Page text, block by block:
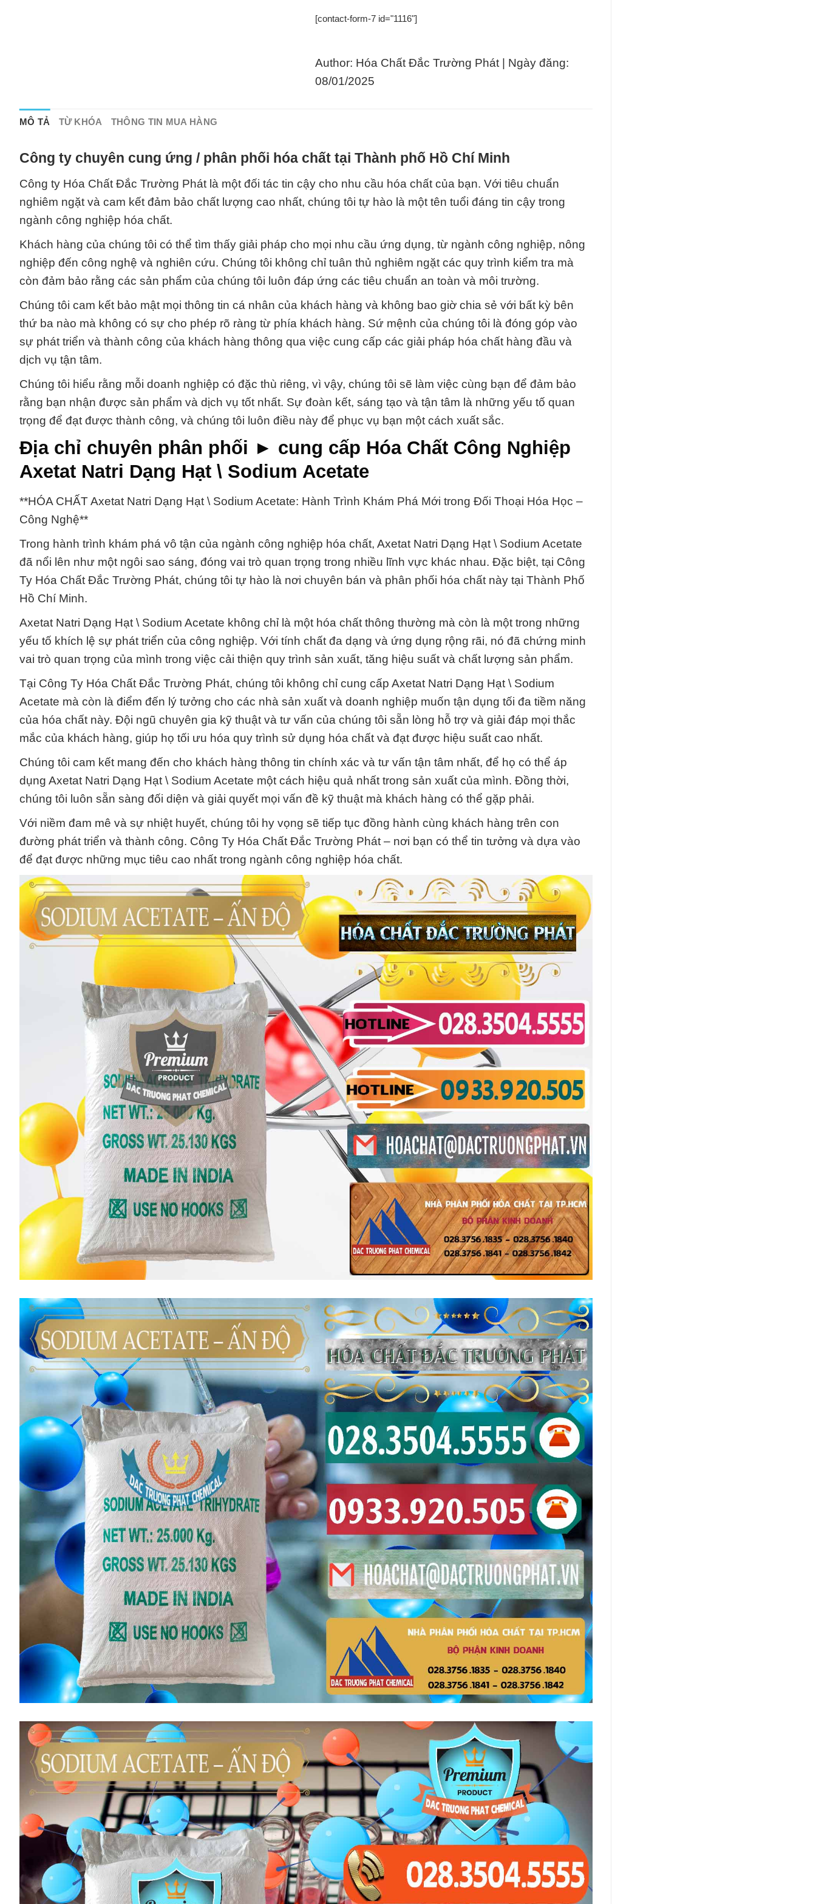
[contact-form-7 id="1116"]
Author: Hóa Chất Đắc Trường Phát | Ngày đăng:
08/01/2025
MÔ TẢ TỪ KHÓA THÔNG TIN MUA HÀNG
Công ty chuyên cung ứng / phân phối hóa chất tại Thành phố Hồ Chí Minh
Công ty Hóa Chất Đắc Trường Phát là một đối tác tin cậy cho nhu cầu hóa chất của bạn. Với tiêu chuẩn
nghiêm ngặt và cam kết đảm bảo chất lượng cao nhất, chúng tôi tự hào là một tên tuổi đáng tin cậy trong
ngành công nghiệp hóa chất.
Khách hàng của chúng tôi có thể tìm thấy giải pháp cho mọi nhu cầu ứng dụng, từ ngành công nghiệp, nông
nghiệp đến công nghệ và nghiên cứu. Chúng tôi không chỉ tuân thủ nghiêm ngặt các quy trình kiểm tra mà
còn đảm bảo rằng các sản phẩm của chúng tôi luôn đáp ứng các tiêu chuẩn an toàn và môi trường.
Chúng tôi cam kết bảo mật mọi thông tin cá nhân của khách hàng và không bao giờ chia sẻ với bất kỳ bên
thứ ba nào mà không có sự cho phép rõ ràng từ phía khách hàng. Sứ mệnh của chúng tôi là đóng góp vào
sự phát triển và thành công của khách hàng thông qua việc cung cấp các giải pháp hóa chất hàng đầu và
dịch vụ tận tâm.
Chúng tôi hiểu rằng mỗi doanh nghiệp có đặc thù riêng, vì vậy, chúng tôi sẽ làm việc cùng bạn để đảm bảo
rằng bạn nhận được sản phẩm và dịch vụ tốt nhất. Sự đoàn kết, sáng tạo và tận tâm là những yếu tố quan
trọng để đạt được thành công, và chúng tôi luôn điều này để phục vụ bạn một cách xuất sắc.
Địa chỉ chuyên phân phối ► cung cấp Hóa Chất Công Nghiệp
Axetat Natri Dạng Hạt \ Sodium Acetate
**HÓA CHẤT Axetat Natri Dạng Hạt \ Sodium Acetate: Hành Trình Khám Phá Mới trong Đối Thoại Hóa Học –
Công Nghệ**
Trong hành trình khám phá vô tận của ngành công nghiệp hóa chất, Axetat Natri Dạng Hạt \ Sodium Acetate
đã nổi lên như một ngôi sao sáng, đóng vai trò quan trọng trong nhiều lĩnh vực khác nhau. Đặc biệt, tại Công
Ty Hóa Chất Đắc Trường Phát, chúng tôi tự hào là nơi chuyên bán và phân phối hóa chất này tại Thành Phố
Hồ Chí Minh.
Axetat Natri Dạng Hạt \ Sodium Acetate không chỉ là một hóa chất thông thường mà còn là một trong những
yếu tố khích lệ sự phát triển của công nghiệp. Với tính chất đa dạng và ứng dụng rộng rãi, nó đã chứng minh
vai trò quan trọng của mình trong việc cải thiện quy trình sản xuất, tăng hiệu suất và chất lượng sản phẩm.
Tại Công Ty Hóa Chất Đắc Trường Phát, chúng tôi không chỉ cung cấp Axetat Natri Dạng Hạt \ Sodium
Acetate mà còn là điểm đến lý tưởng cho các nhà sản xuất và doanh nghiệp muốn tận dụng tối đa tiềm năng
của hóa chất này. Đội ngũ chuyên gia kỹ thuật và tư vấn của chúng tôi sẵn lòng hỗ trợ và giải đáp mọi thắc
mắc của khách hàng, giúp họ tối ưu hóa quy trình sử dụng hóa chất và đạt được hiệu suất cao nhất.
Chúng tôi cam kết mang đến cho khách hàng thông tin chính xác và tư vấn tận tâm nhất, để họ có thể áp
dụng Axetat Natri Dạng Hạt \ Sodium Acetate một cách hiệu quả nhất trong sản xuất của mình. Đồng thời,
chúng tôi luôn sẵn sàng đối diện và giải quyết mọi vấn đề kỹ thuật mà khách hàng có thể gặp phải.
Với niềm đam mê và sự nhiệt huyết, chúng tôi hy vọng sẽ tiếp tục đồng hành cùng khách hàng trên con
đường phát triển và thành công. Công Ty Hóa Chất Đắc Trường Phát – nơi bạn có thể tin tưởng và dựa vào
để đạt được những mục tiêu cao nhất trong ngành công nghiệp hóa chất.